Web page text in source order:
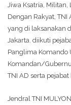
Jiwa Ksatria,
Dengan Rakyat, TNI
yang di laksanakan
Jakarta. diikuti
Panglima Komando
Komandan/
TNI AD serta
Jendral TNI